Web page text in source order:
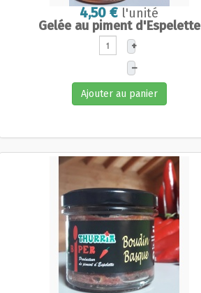
4,50 € l'unité
Gelée au piment d'Espelette
+
–
Ajouter au panier